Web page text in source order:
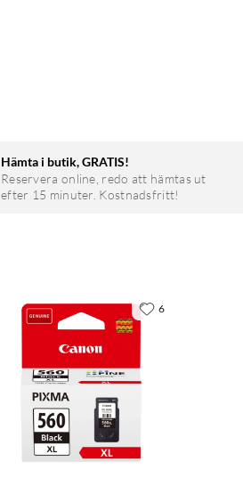
Hämta i butik, GRATIS!
Reservera online, redo att hämtas ut
efter 15 minuter. Kostnadsfritt!
6